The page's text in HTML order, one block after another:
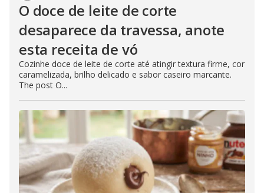
O doce de leite de corte
desaparece da travessa, anote
esta receita de vó
Cozinhe doce de leite de corte até atingir textura firme, cor
caramelizada, brilho delicado e sabor caseiro marcante.
The post O...